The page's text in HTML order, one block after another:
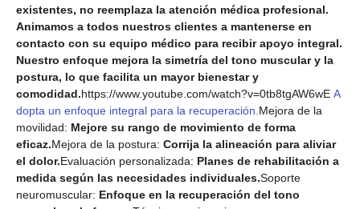
existentes, no reemplaza la atención médica profesional.
Animamos a todos nuestros clientes a mantenerse en
contacto con su equipo médico para recibir apoyo integral.
Nuestro enfoque mejora la simetría del tono muscular y la
postura, lo que facilita un mayor bienestar y
comodidad.https://www.youtube.com/watch?v=0tb8tgAW6wE A
dopta un enfoque integral para la recuperación. Mejora de la
movilidad: Mejore su rango de movimiento de forma
eficaz.Mejora de la postura: Corrija la alineación para aliviar
el dolor.Evaluación personalizada: Planes de rehabilitación a
medida según las necesidades individuales.Soporte
neuromuscular: Enfoque en la recuperación del tono